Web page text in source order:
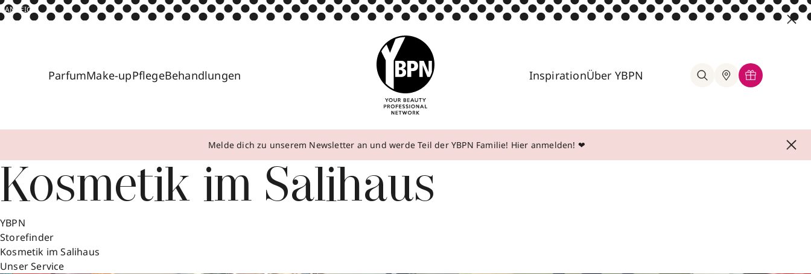
ANZEIGE
ParfumMake-upPflegeBehandlungen InspirationÜber YBPN
Melde dich zu unserem Newsletter an und werde Teil der YBPN Familie! Hier anmelden! ❤
Kosmetik im Salihaus
YBPN
Storefinder
Kosmetik im Salihaus
Unser Service